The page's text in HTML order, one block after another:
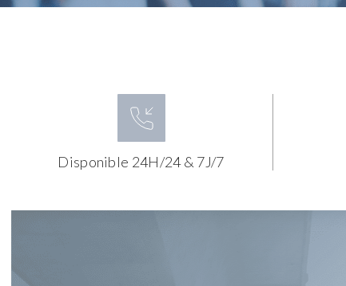
Disponible 24H/24 & 7J/7